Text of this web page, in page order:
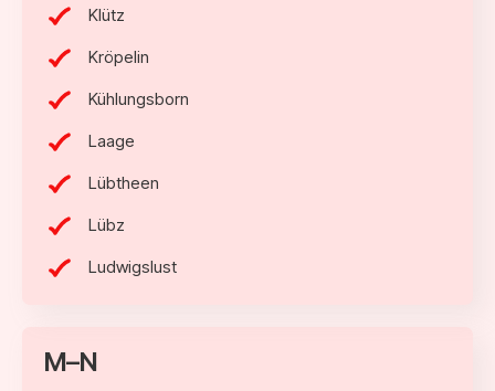
Klütz
Kröpelin
Kühlungsborn
Laage
Lübtheen
Lübz
Ludwigslust
M–N